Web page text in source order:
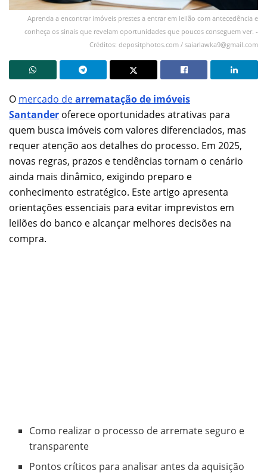
Aprenda a encontrar imóveis prestes a entrar em leilão com antecedência e
conheça os sinais que revelam oportunidades que poucos conseguem ver. -
Créditos: depositphotos.com / saiarlawka9@gmail.com
O mercado dearrematação de imóveis
Santander oferece oportunidades atrativas para
quem busca imóveis com valores diferenciados, mas
requer atenção aos detalhes do processo. Em 2025,
novas regras, prazos e tendências tornam o cenário
ainda mais dinâmico, exigindo preparo e
conhecimento estratégico. Este artigo apresenta
orientações essenciais para evitar imprevistos em
leilões do banco e alcançar melhores decisões na
compra.
Como realizar o processo de arremate seguro e
transparente
Pontos críticos para analisar antes da aquisição